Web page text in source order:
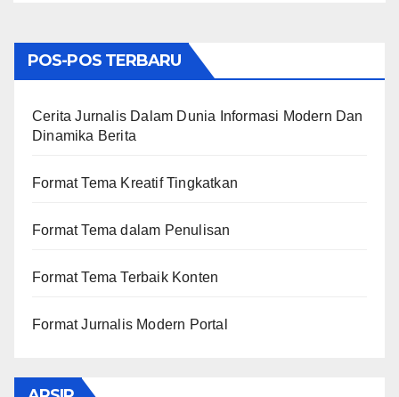
POS-POS TERBARU
Cerita Jurnalis Dalam Dunia Informasi Modern Dan
Dinamika Berita
Format Tema Kreatif Tingkatkan
Format Tema dalam Penulisan
Format Tema Terbaik Konten
Format Jurnalis Modern Portal